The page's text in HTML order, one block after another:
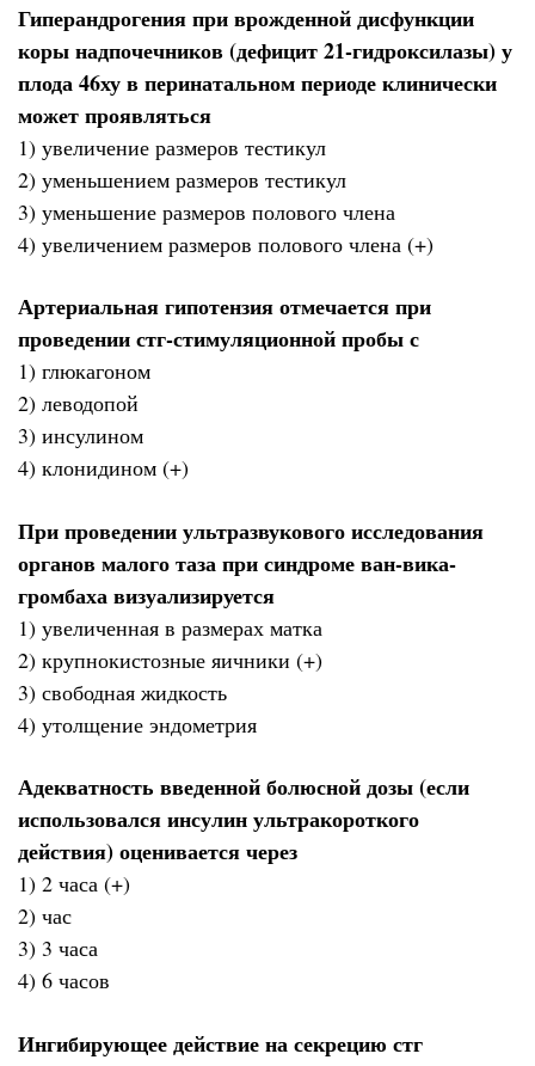
Гиперандрогения при врожденной дисфункции
коры надпочечников (дефицит 21-гидроксилазы) у
плода 46ху в перинатальном периоде клинически
может проявляться
1) увеличение размеров тестикул
2) уменьшением размеров тестикул
3) уменьшение размеров полового члена
4) увеличением размеров полового члена (+)
Артериальная гипотензия отмечается при
проведении стг-стимуляционной пробы с
1) глюкагоном
2) леводопой
3) инсулином
4) клонидином (+)
При проведении ультразвукового исследования
органов малого таза при синдроме ван-вика-
громбаха визуализируется
1) увеличенная в размерах матка
2) крупнокистозные яичники (+)
3) свободная жидкость
4) утолщение эндометрия
Адекватность введенной болюсной дозы (если
использовался инсулин ультракороткого
действия) оценивается через
1) 2 часа (+)
2) час
3) 3 часа
4) 6 часов
Ингибирующее действие на секрецию стг